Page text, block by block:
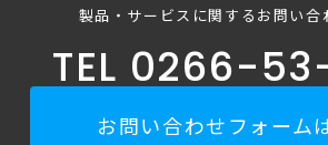
製品・サービスに関するお問い合
TEL 0266-
お問い合わせフォーム